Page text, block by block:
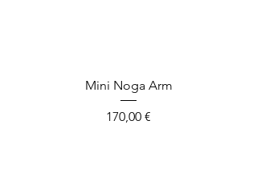
Mini Noga Arm
Prix
170,00 €